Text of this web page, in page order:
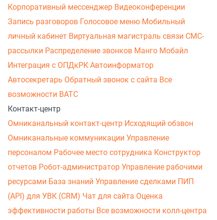
Корпоративный мессенджер Видеоконференции
Запись разговоров Голосовое меню Мобильный
личный кабинет Виртуальная магистраль связи СМС-
рассылки Распределение звонков Манго Мобайл
Интеграция с ОПДкРК Автоинформатор
Автосекретарь Обратный звонок с сайта Все
возможности ВАТС
Контакт-центр
Омниканальный контакт-центр Исходящий обзвон
Омниканальные коммуникации Управление
персоналом Рабочее место сотрудника Конструктор
отчетов Робот-администратор Управление рабочими
ресурсами База знаний Управление сделками ПИП
(API) для УВК (CRM) Чат для сайта Оценка
эффективности работы Все возможности колл-центра